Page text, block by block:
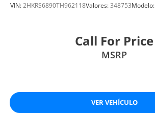
VIN:2HKRS6890TH962118Valores:348753Modelo:
Call For Price
MSRP
VER VEHÍCULO